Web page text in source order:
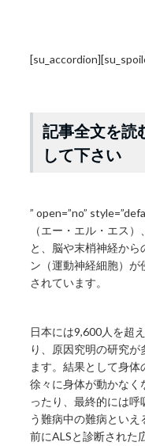
記事全文を読
して下さい
” open=”no”
（エー・エル・エス
と、脳や末梢神経か
ン（運動神経細胞）
されています。
日本には9,600人を超
り、原因究明の研究
ます。結果として身体
徐々に身体が動かな
ったり、最終的には呼
う難病中の難病とい
前にALSと診断された